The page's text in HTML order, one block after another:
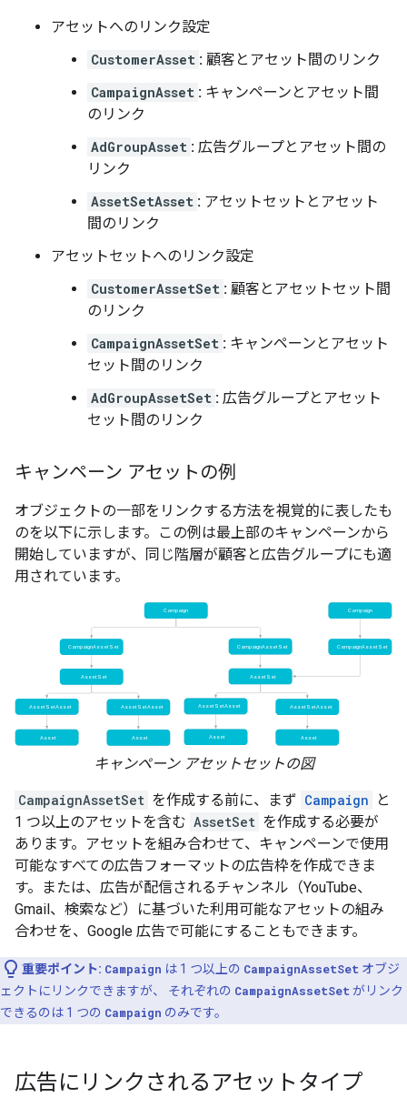
アセットへのリンク設定
CustomerAsset : 顧客とアセット間のリンク
CampaignAsset : キャンペーンとアセット間
のリンク
AdGroupAsset : 広告グループとアセット間の
リンク
AssetSetAsset : アセットセットとアセット
間のリンク
アセットセットへのリンク設定
CustomerAssetSet : 顧客とアセットセット間
のリンク
CampaignAssetSet : キャンペーンとアセット
セット間のリンク
AdGroupAssetSet : 広告グループとアセット
セット間のリンク
キャンペーン アセットの例
オブジェクトの一部をリンクする方法を視覚的に表したも
のを以下に示します。この例は最上部のキャンペーンから
開始していますが、同じ階層が顧客と広告グループにも適
用されています。
キャンペーン アセットセットの図
CampaignAssetSet を作成する前に、まず Campaign
と
1 つ以上のアセットを含む AssetSet を作成する必要が
あります。アセットを組み合わせて、キャンペーンで使用
可能なすべての広告フォーマットの広告枠を作成できま
す。または、広告が配信されるチャンネル（YouTube、
Gmail、検索など）に基づいた利用可能なアセットの組み
合わせを、Google 広告で可能にすることもできます。
重要ポイント: Campaign は 1 つ以上の CampaignAssetSet オブジ
ェクトにリンクできますが、 それぞれの CampaignAssetSet がリンク
できるのは 1 つの Campaign のみです。
広告にリンクされるアセットタイプ